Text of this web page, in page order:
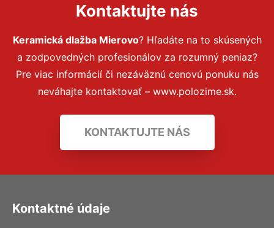
Kontaktujte nás
Keramická dlažba Mierovo? Hľadáte na to skúsených
a zodpovedných profesionálov za rozumný peniaz?
Pre viac informácií či nezáväznú cenovú ponuku nás
neváhajte kontaktovať – www.polozime.sk.
KONTAKTUJTE NÁS
Kontaktné údaje